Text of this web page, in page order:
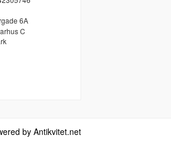
6A
C
by Antikvitet.net